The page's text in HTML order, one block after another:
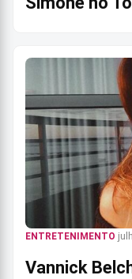
ENTRETENIMENTO
Vannick